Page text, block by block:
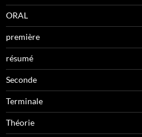
ORAL
première
résumé
Seconde
Terminale
Théorie